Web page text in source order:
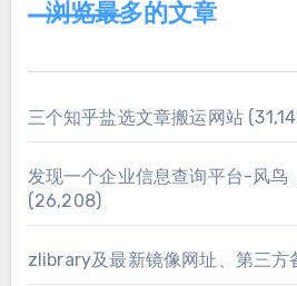
浏览最多的文章
三个知乎盐选文章搬运网站
发现一个企业信息查询平台-风鸟
(26,208)
zlibrary及最新镜像网址、第三方